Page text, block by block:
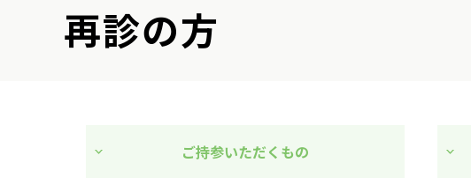
再診の方
ご持参いただくもの